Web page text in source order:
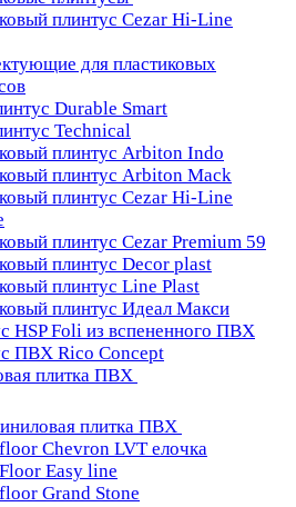
плинтус Cezar Hi-Line
для пластиковых
Durable Smart
Technical
плинтус Arbiton Indo
плинтус Arbiton Mack
плинтус Cezar Hi-Line
плинтус Cezar Premium 59
плинтус Decor plast
плинтус Line Plast
плинтус Идеал Макси
HSP Foli из вспененного ПВХ
ПВХ Rico Concept
плитка ПВХ
плитка ПВХ
Chevron LVT елочка
Easy line
Grand Stone